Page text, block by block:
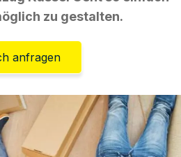
zu gestalten.
anfragen